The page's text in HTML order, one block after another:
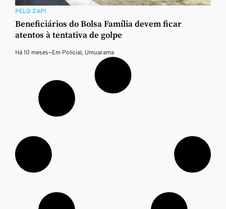
PELO ZAPI
Beneficiários do Bolsa Família devem ficar
atentos à tentativa de golpe
Há 10 meses—Em Policial, Umuarama